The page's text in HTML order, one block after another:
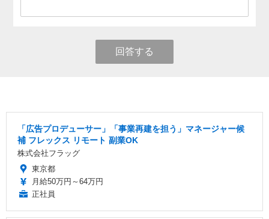
回答する
「広告プロデューサー」「事業再建を担う」マネージャー候
補 フレックス リモート 副業OK
株式会社フラッグ
東京都
月給50万円～64万円
正社員